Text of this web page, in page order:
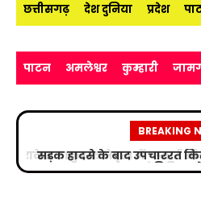
छत्तीसगढ़ देश दुनिया प्रदेश
पाटन अमलेश्वर कुम्हारी
BREAKING
सड़क हादसे के बाद उपचाररत
विजय